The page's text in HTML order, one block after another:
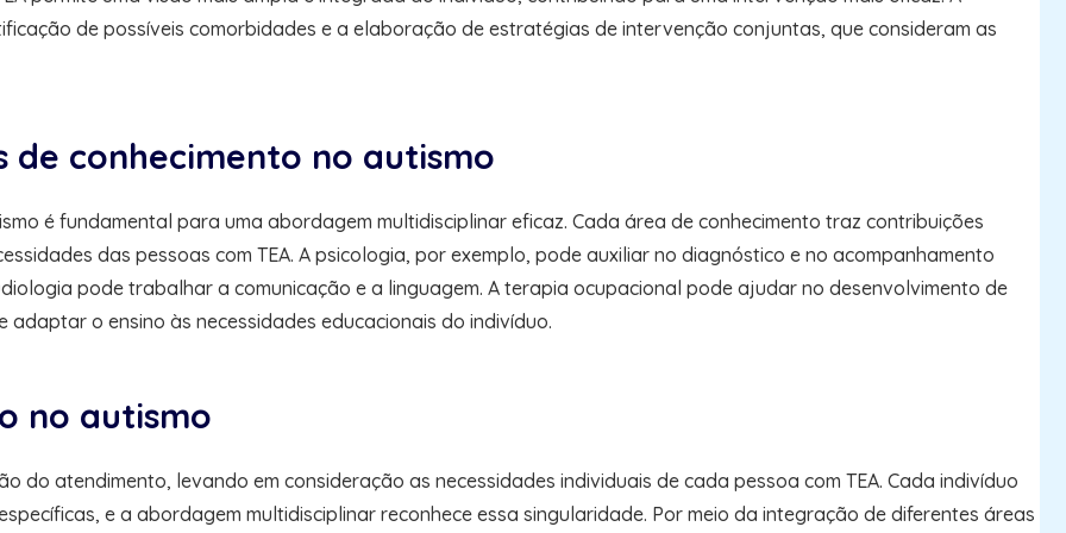
de possíveis comorbidades e a elaboração de estratégias de intervenção conjuntas, que consideram as
conhecimento no autismo
é fundamental para uma abordagem multidisciplinar eficaz. Cada área de conhecimento traz contribuições
das pessoas com TEA. A psicologia, por exemplo, pode auxiliar no diagnóstico e no acompanhamento
pode trabalhar a comunicação e a linguagem. A terapia ocupacional pode ajudar no desenvolvimento de
o ensino às necessidades educacionais do indivíduo.
no autismo
do atendimento, levando em consideração as necessidades individuais de cada pessoa com TEA. Cada indivíduo
e a abordagem multidisciplinar reconhece essa singularidade. Por meio da integração de diferentes áreas